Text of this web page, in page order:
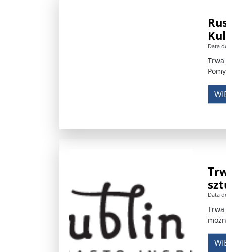
Bogusław Chrabota: Błazeństwa Andrzeja Dudy
Władimir Putin po ultimatum Donalda
Przemysław Czarnek ujawnia, z jakimi partiami
Są wyniki rekrytacji na SGGW. Uczelnia będzie
Były prezydent Korei Płd. nie dał się
Robert Wilson nie żyje. Pracował z Lady Gagą,
Okrągły stół na Białorusi? Przeciwnicy
Grażyna Torbicka: Kocham kino, ale kocham też
Estera Flieger: Nie znoszę dyskusji o sensie
Michał Szułdrzyński: Z popiołów aż do chmur.
Data
Data